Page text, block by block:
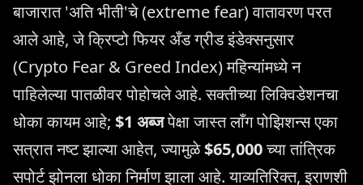
बाजारात 'अति भीती'चे (extreme fear) वातावरण परत
आले आहे, जे क्रिप्टो फियर अँड ग्रीड इंडेक्सनुसार
(Crypto Fear & Greed Index) महिन्यांमध्ये न
पाहिलेल्या पातळीवर पोहोचले आहे. सक्तीच्या लिक्विडेशनचा
धोका कायम आहे; $1 अब्जपेक्षा जास्त लाँग पोझिशन्स एका
सत्रात नष्ट झाल्या आहेत, ज्यामुळे$65,000च्या तांत्रिक
सपोर्ट झोनला धोका निर्माण झाला आहे. याव्यतिरिक्त, इराणशी